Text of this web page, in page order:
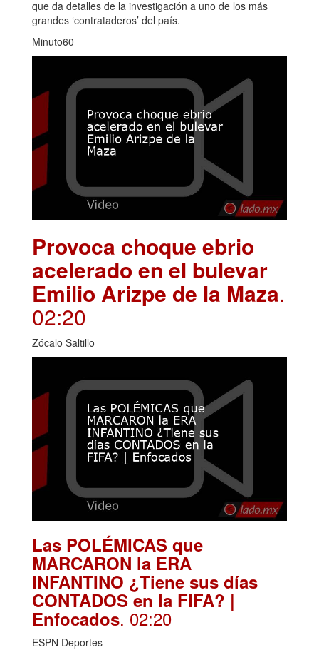
que da detalles de la investigación a uno de los más
grandes ‘contrataderos’ del país.
Minuto60
Provoca choque ebrio
acelerado en el bulevar
Emilio Arizpe de la Maza.
02:20
Zócalo Saltillo
Las POLÉMICAS que
MARCARON la ERA
INFANTINO ¿Tiene sus días
CONTADOS en la FIFA? |
Enfocados. 02:20
ESPN Deportes